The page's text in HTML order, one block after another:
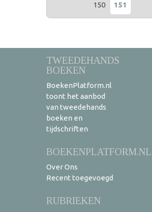
150 151
TWEEDEHANDS
BOEKEN
BoekenPlatform.nl
toont het aanbod
van tweedehands
boeken en
tijdschriften
BOEKENPLATFORM.NL
Over Ons
Recent toegevoegd
RUBRIEKEN